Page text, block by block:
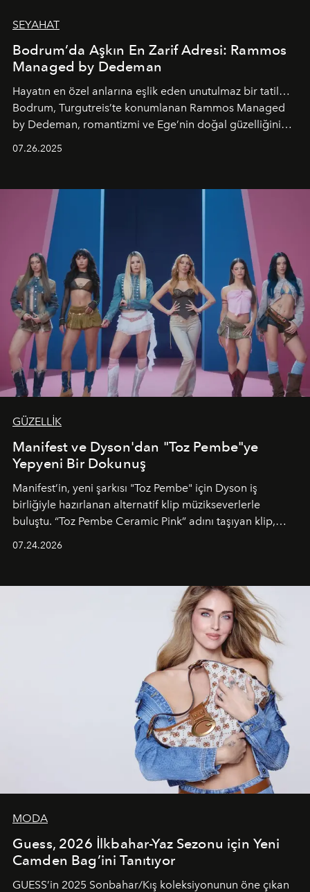
SEYAHAT
Bodrum’da Aşkın En Zarif Adresi: Rammos
Managed by Dedeman
Hayatın en özel anlarına eşlik eden unutulmaz bir tatil…
Bodrum, Turgutreis’te konumlanan Rammos Managed
by Dedeman, romantizmi ve Ege’nin doğal güzelliğini
07.26.2025
GÜZELLİK
Manifest ve Dyson'dan "Toz Pembe"ye
Yepyeni Bir Dokunuş
Manifest’in, yeni şarkısı "Toz Pembe" için Dyson iş
birliğiyle hazırlanan alternatif klip müzikseverlerle
buluştu. “Toz Pembe Ceramic Pink” adını taşıyan klip,
unsurlarından biri olarak öne çıkıyor.
07.24.2026
MODA
Guess, 2026 İlkbahar-Yaz Sezonu için Yeni
Camden Bag’ini Tanıtıyor
GUESS’in 2025 Sonbahar/Kış koleksiyonunun öne çıkan